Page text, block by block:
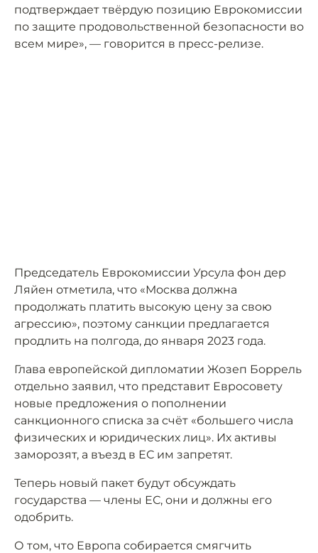
подтверждает твёрдую позицию Еврокомиссии
по защите продовольственной безопасности во
всем мире», — говорится в пресс-релизе.
Председатель Еврокомиссии Урсула фон дер
Ляйен отметила, что «Москва должна
продолжать платить высокую цену за свою
агрессию», поэтому санкции предлагается
продлить на полгода, до января 2023 года.
Глава европейской дипломатии Жозеп Боррель
отдельно заявил, что представит Евросовету
новые предложения о пополнении
санкционного списка за счёт «большего числа
физических и юридических лиц». Их активы
заморозят, а въезд в ЕС им запретят.
Теперь новый пакет будут обсуждать
государства — члены ЕС, они и должны его
одобрить.
О том, что Европа собирается смягчить